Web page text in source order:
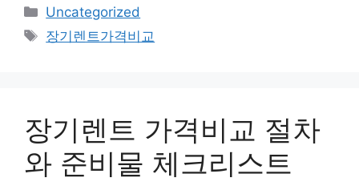
카
테
Uncategorized
태
장기렌트가격비교
장기렌트 가격비교 절차
와 준비물 체크리스트